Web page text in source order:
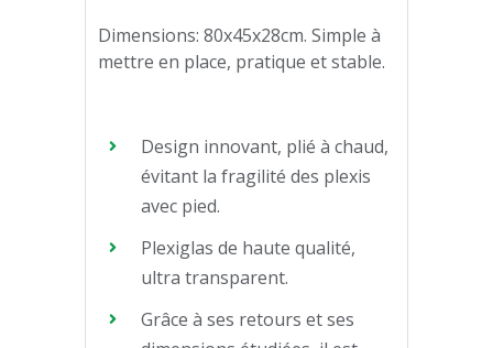
Dimensions: 80x45x28cm. Simple à
mettre en place, pratique et stable.
Design innovant, plié à chaud,
évitant la fragilité des plexis
avec pied.
Plexiglas de haute qualité,
ultra transparent.
Grâce à ses retours et ses